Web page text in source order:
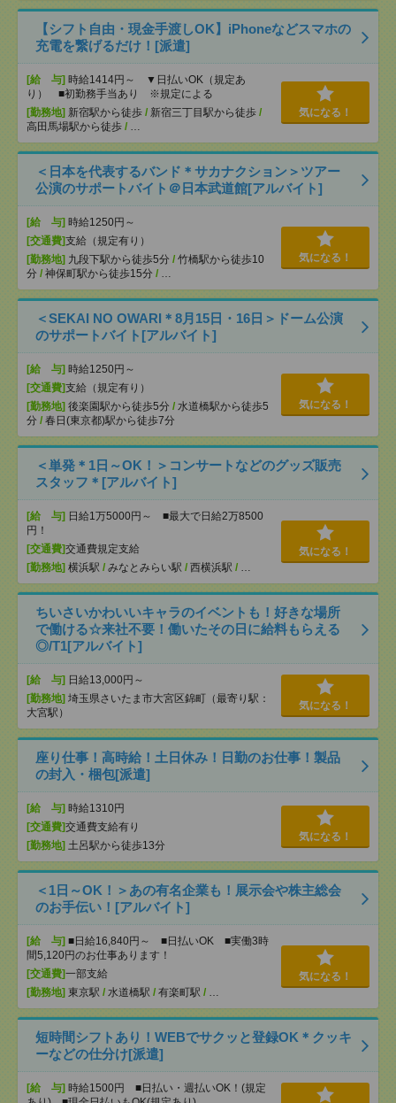
【シフト自由・現金手渡しOK】iPhoneなどスマホの
充電を繋げるだけ！[派遣]
[給 与] 時給1414円～ ▼日払いOK（規定あ
り） ■初勤務手当あり ※規定による
[勤務地] 新宿駅から徒歩 / 新宿三丁目駅から徒歩 /
高田馬場駅から徒歩 / …
気になる！
＜日本を代表するバンド＊サカナクション＞ツアー
公演のサポートバイト＠日本武道館[アルバイト]
[給 与] 時給1250円～
[交通費]支給（規定有り）
[勤務地] 九段下駅から徒歩5分 / 竹橋駅から徒歩10
分 / 神保町駅から徒歩15分 / …
気になる！
＜SEKAI NO OWARI＊8月15日・16日＞ドーム公演
のサポートバイト[アルバイト]
[給 与] 時給1250円～
[交通費]支給（規定有り）
[勤務地] 後楽園駅から徒歩5分 / 水道橋駅から徒歩5
分 / 春日(東京都)駅から徒歩7分
気になる！
＜単発＊1日～OK！＞コンサートなどのグッズ販売
スタッフ＊[アルバイト]
[給 与] 日給1万5000円～ ■最大で日給2万8500
円！
[交通費]交通費規定支給
[勤務地] 横浜駅 / みなとみらい駅 / 西横浜駅 / …
気になる！
ちいさいかわいいキャラのイベントも！好きな場所
で働ける☆来社不要！働いたその日に給料もらえる
◎/T1[アルバイト]
[給 与] 日給13,000円～
[勤務地] 埼玉県さいたま市大宮区錦町（最寄り駅：
大宮駅）
気になる！
座り仕事！高時給！土日休み！日勤のお仕事！製品
の封入・梱包[派遣]
[給 与] 時給1310円
[交通費]交通費支給有り
[勤務地] 土呂駅から徒歩13分
気になる！
＜1日～OK！＞あの有名企業も！展示会や株主総会
のお手伝い！[アルバイト]
[給 与] ■日給16,840円～ ■日払いOK ■実働3時
間5,120円のお仕事あります！
[交通費]一部支給
[勤務地] 東京駅 / 水道橋駅 / 有楽町駅 / …
気になる！
短時間シフトあり！WEBでサクッと登録OK＊クッキ
ーなどの仕分け[派遣]
[給 与] 時給1500円 ■日払い・週払いOK！(規定